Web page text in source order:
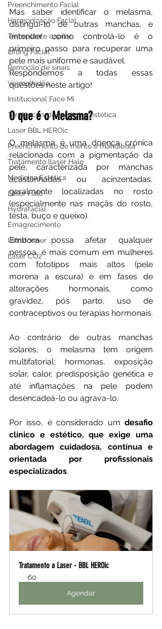
Preenchimento Facial
Harmonização Facial
Transplante capilar
Lifting Facial
Remoção de sinais
Vermelhidão
Institucional Face Mi
Tendências da medicina estética
Laser BBL HEROic
Preenchimento de mento e mandíbula
Tratamento llaser Halo
Medicina Estética
Laser Halo
Hydrafacial
Emagrecimento
Ultraformer
Laser CO2
Mas saber identificar o melasma,
distingui-lo de outras manchas, e
entender como controlá-lo é o
primeiro passo para recuperar uma
pele mais uniforme e saudável.
Respondemos a todas essas
questões neste artigo!
O que é o Melasma?
O melasma é uma doença crónica
relacionada com a pigmentação da
pele, caracterizada por manchas
acastanhadas ou acinzentadas,
geralmente localizadas no rosto
(especialmente nas maçãs do rosto,
testa, buço e queixo).
Embora possa afetar qualquer
pessoa, é mais comum em mulheres
com fototipos mais altos (pele
morena a escura) e em fases de
alterações hormonais, como
gravidez, pós parto, uso de
contraceptivos ou terapias hormonais.
Ao contrário de outras manchas
solares, o melasma tem origem
multifatorial: hormonas, exposição
solar, calor, predisposição genética e
até inflamações na pele podem
desencadeá-lo ou agrava-lo.
Por isso, é considerado um desafio
clínico e estético, que exige uma
abordagem cuidadosa, contínua e
orientada por profissionais
especializados.
Tratamento a Laser - BBL HEROic
60
Agendar